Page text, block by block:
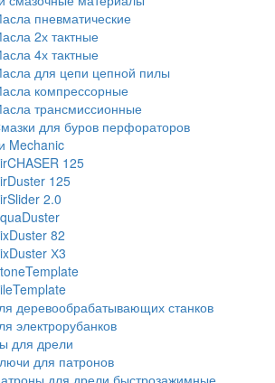
пневматические
2х тактные
4х тактные
для цепи цепной пилы
компрессорные
трансмиссионные
для буров перфораторов
Mechanic
125
125
2.0
82
Х3
деревообрабатывающих станков
электрорубанков
для дрели
для патронов
для дрели быстрозажимные